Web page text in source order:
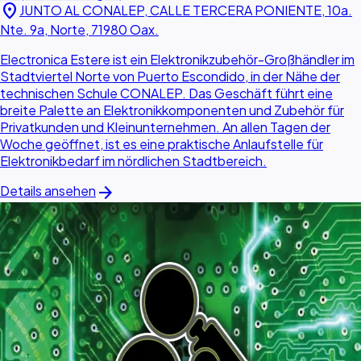
location_on JUNTO AL CONALEP, CALLE TERCERA PONIENTE, 10a.
Nte. 9a, Norte, 71980 Oax.
Electronica Estere ist ein Elektronikzubehör-Großhändler im
Stadtviertel Norte von Puerto Escondido, in der Nähe der
technischen Schule CONALEP. Das Geschäft führt eine
breite Palette an Elektronikkomponenten und Zubehör für
Privatkunden und Kleinunternehmen. An allen Tagen der
Woche geöffnet, ist es eine praktische Anlaufstelle für
Elektronikbedarf im nördlichen Stadtbereich.
Details ansehen arrow_forward